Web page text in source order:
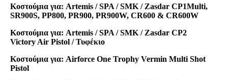
Κοστούμια για: Artemis / SPA / SMK / Zasdar CP1Multi,
SR900S, PP800, PR900, PR900W, CR600 & CR600W
Κοστούμια για: Artemis / SPA / SMK / Zasdar CP2
Victory Air Pistol / Τυφέκιο
Κοστούμια για: Airforce One Trophy Vermin Multi Shot
Pistol